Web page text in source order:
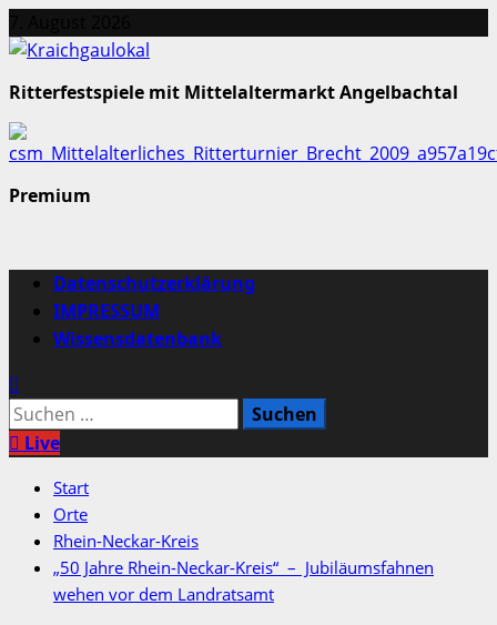
Inhalt
Ritterfestspiele mit Mittelaltermarkt Angelbachtal
Premium
Primäres
Menü
Datenschutzerklärung
IMPRESSUM
Wissensdatenbank
Suchen
nach:
Live
Start
Orte
Rhein-Neckar-Kreis
„50 Jahre Rhein-Neckar-Kreis“ – Jubiläumsfahnen
wehen vor dem Landratsamt